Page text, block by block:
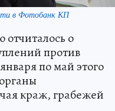
в Фотобанк КП
о
против
по май этого
краж, грабежей